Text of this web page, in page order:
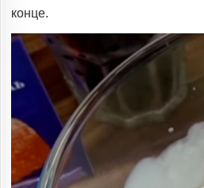
конце.